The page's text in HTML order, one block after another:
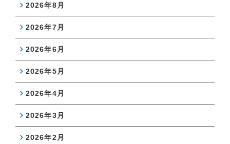
2026年8月
2026年7月
2026年6月
2026年5月
2026年4月
2026年3月
2026年2月